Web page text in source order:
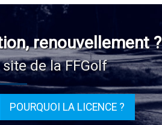
renouvellement ?
de la FFGolf
POURQUOI LA LICENCE ?